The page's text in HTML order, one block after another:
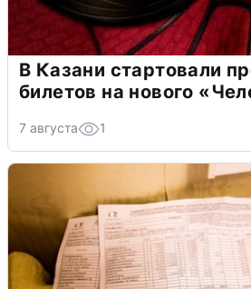
В Казани стартовали
билетов на нового
7 августа 1